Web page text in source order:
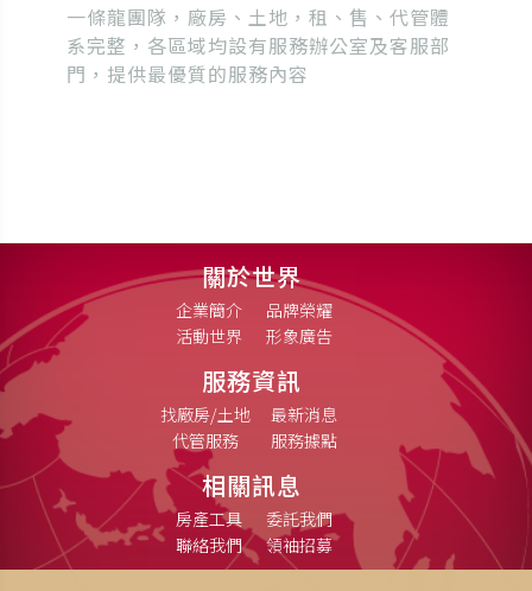
一條龍團隊，廠房、土地，租、售、代管體
系完整，各區域均設有服務辦公室及客服部
門，提供最優質的服務內容
關於世界
企業簡介
品牌榮耀
活動世界
形象廣告
服務資訊
找廠房/土地
最新消息
代管服務
服務據點
相關訊息
房產工具
委託我們
聯絡我們
領袖招募